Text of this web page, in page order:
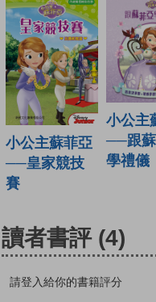
小公主蘇菲亞
──皇家競技
賽
小公主
──跟
學禮儀
讀者書評 (4)
請登入給你的書籍評分